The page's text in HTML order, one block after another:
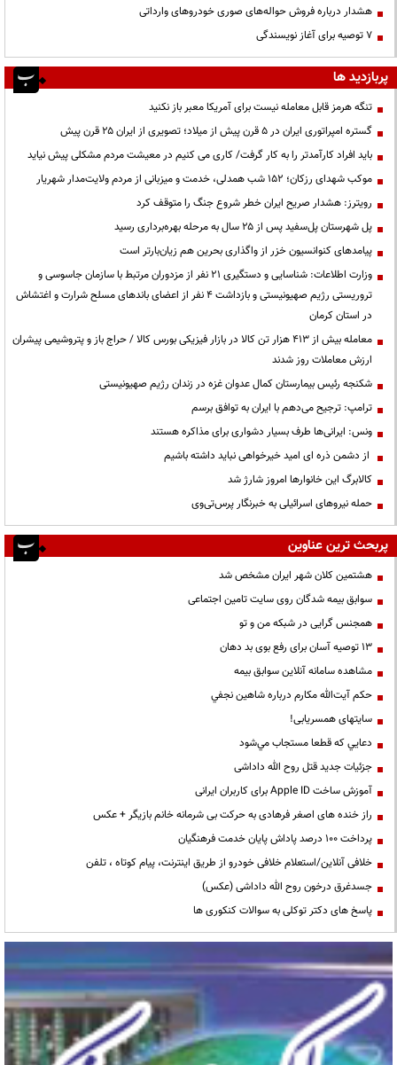
هشدار درباره فروش حواله‌های صوری خودروهای وارداتی
۷ توصیه برای آغاز نویسندگی
پربازدید ها
تنگه هرمز قابل معامله نیست برای آمریکا معبر باز نکنید
گستره امپراتوری ایران در ۵ قرن پیش از میلاد؛ تصویری از ایران ۲۵ قرن پیش
باید افراد کارآمدتر را به کار گرفت/ کاری می کنیم در معیشت مردم مشکلی پیش نیاید
موکب شهدای رزکان؛ ۱۵۲ شب همدلی، خدمت و میزبانی از مردم ولایت‌مدار شهریار
رویترز: هشدار صریح ایران خطر شروع جنگ را متوقف کرد
پل شهرستان پل‌سفید پس از ۲۵ سال به مرحله بهره‌برداری رسید
پیامدهای کنوانسیون خزر از واگذاری بحرین هم زیان‌بارتر است
وزارت اطلاعات: شناسایی و دستگیری ۲۱ نفر از مزدوران مرتبط با سازمان جاسوسی و
تروریستی رژیم صهیونیستی و بازداشت ۴ نفر از اعضای باندهای مسلح شرارت و اغتشاش
در استان کرمان
معامله بیش از ۴۱۳ هزار تن کالا در بازار فیزیکی بورس کالا / حراج باز و پتروشیمی پیشران
ارزش معاملات روز شدند
شکنجه رئیس بیمارستان کمال عدوان غزه در زندان رژیم صهیونیستی
ترامپ: ترجیح می‌دهم با ایران به توافق برسم
ونس: ایرانی‌ها طرف بسیار دشواری برای مذاکره هستند
از دشمن ذره ای امید خیرخواهی نباید داشته باشیم
کالابرگ این خانوارها امروز شارژ شد
حمله نیروهای اسرائیلی به خبرنگار پرس‌تی‌وی
پربحث ترین عناوین
هشتمین کلان شهر ایران مشخص شد
سوابق بیمه شدگان روی سایت تامین اجتماعی
همجنس گرایی در شبکه من و تو
13 توصیه آسان برای رفع بوی بد دهان
مشاهده سامانه آنلاين سوابق بیمه
حكم آيت‌الله مكارم درباره شاهين نجفي
سایتهای همسریابی!
دعايي كه قطعا مستجاب مي‌شود
جزئیات جدید قتل روح الله داداشی
آموزش ساخت Apple ID برای کاربران ایرانی
راز خنده های اصغر فرهادی به حرکت بی شرمانه خانم بازیگر + عکس
پرداخت ۱۰۰ درصد پاداش پایان خدمت فرهنگیان
خلافی آنلاین/استعلام خلافی خودرو از طریق اینترنت، پیام کوتاه ، تلفن
جسدغرق درخون روح الله داداشی (عکس)
پاسخ های دکتر توکلی به سوالات کنکوری ها